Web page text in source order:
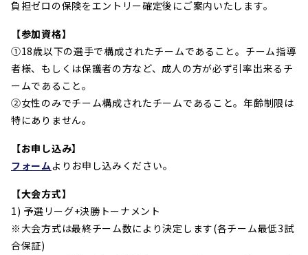
負担ゼロの保険をエントリー確定後にご案内いたします。
【参加資格】
①18歳以下の選手で構成されたチームであること。チーム指導
者様、もしくは保護者の方など、成人の方が必ず引率出来るチ
ームであること。
②女性のみでチーム構成されたチームであること。年齢制限は
特にありません。
【お申し込み】
フォームよりお申し込みください。
【大会方式】
1) 予選リーグ+決勝トーナメント
※大会方式は最終チーム数により決定します(各チーム最低3試
合保証)